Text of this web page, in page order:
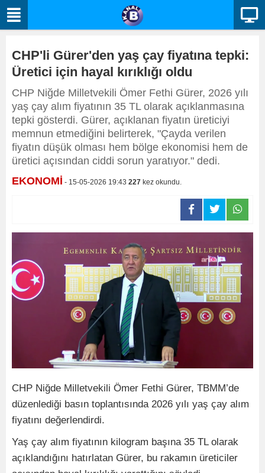
CHP'li Gürer'den yaş çay fiyatına tepki:
Üretici için hayal kırıklığı oldu
CHP Niğde Milletvekili Ömer Fethi Gürer, 2026 yılı
yaş çay alım fiyatının 35 TL olarak açıklanmasına
tepki gösterdi. Gürer, açıklanan fiyatın üreticiyi
memnun etmediğini belirterek, "Çayda verilen
fiyatın düşük olması hem bölge ekonomisi hem de
üretici açısından ciddi sorun yaratıyor." dedi.
EKONOMİ - 15-05-2026 19:43 227 kez okundu.
CHP Niğde Milletvekili Ömer Fethi Gürer, TBMM’de
düzenlediği basın toplantısında 2026 yılı yaş çay alım
fiyatını değerlendirdi.
Yaş çay alım fiyatının kilogram başına 35 TL olarak
açıklandığını hatırlatan Gürer, bu rakamın üreticiler